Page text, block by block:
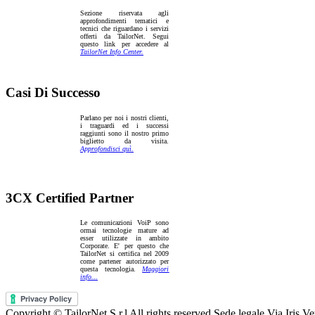
Sezione riservata agli
approfondimenti tematici e
tecnici che riguardano i servizi
offerti da TailorNet. Segui
questo link per accedere al
TailorNet Info Center.
Casi Di Successo
Parlano per noi i nostri clienti,
i traguardi ed i successi
raggiunti sono il nostro primo
biglietto da visita.
Approfondisci quì.
3CX Certified Partner
Le comunicazioni VoiP sono
ormai tecnologie mature ad
esser utilizzate in ambito
Corporate. E' per questo che
TailorNet si certifica nel 2009
come partener autorizzato per
questa tecnologia.Maggiori
info...